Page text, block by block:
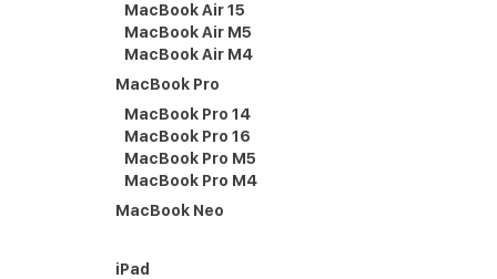
MacBook Air 15
MacBook Air M5
MacBook Air M4
MacBook Pro
MacBook Pro 14
MacBook Pro 16
MacBook Pro M5
MacBook Pro M4
MacBook Neo
iPad